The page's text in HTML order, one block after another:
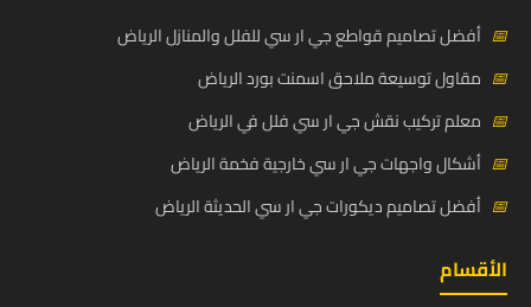
📅 أفضل تصاميم قواطع جي ار سي للفلل والمنازل الرياض
📅 مقاول توسيعة ملاحق اسمنت بورد الرياض
📅 معلم تركيب نقش جي ار سي فلل في الرياض
📅 أشكال واجهات جي ار سي خارجية فخمة الرياض
📅 أفضل تصاميم ديكورات جي ار سي الحديثة الرياض
الأقسام